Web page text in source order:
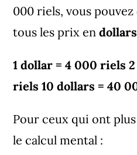
000 riels, vous
tous les prix en
1 dollar = 4 000 riels
riels 10 dollars = 40
Pour ceux qui ont
le calcul mental :